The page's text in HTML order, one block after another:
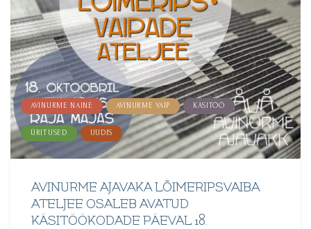
AVINURME NAINE AVINURME VAIP KÄSITÖÖ
ÜRITUSED UUDIS
AVINURME AJAVAKA LÕIMERIPSVAIBA
ATELJEE OSALEB AVATUD
KÄSITÖÖKODADE PÄEVAL 18.